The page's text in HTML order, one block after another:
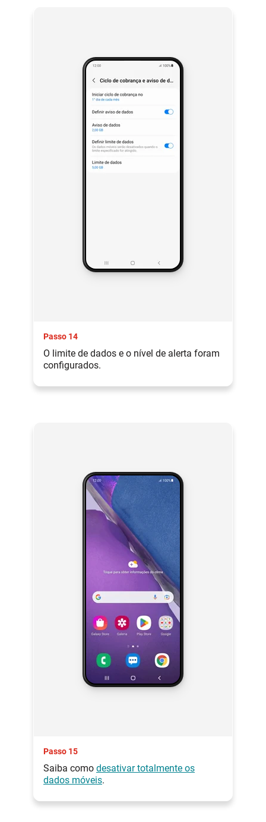
Passo 14
O limite de dados e o nível de alerta foram
configurados.
Passo 15
Saiba como desativar totalmente os
dados móveis.